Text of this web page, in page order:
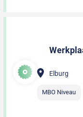
Elburg
MBO Niveau